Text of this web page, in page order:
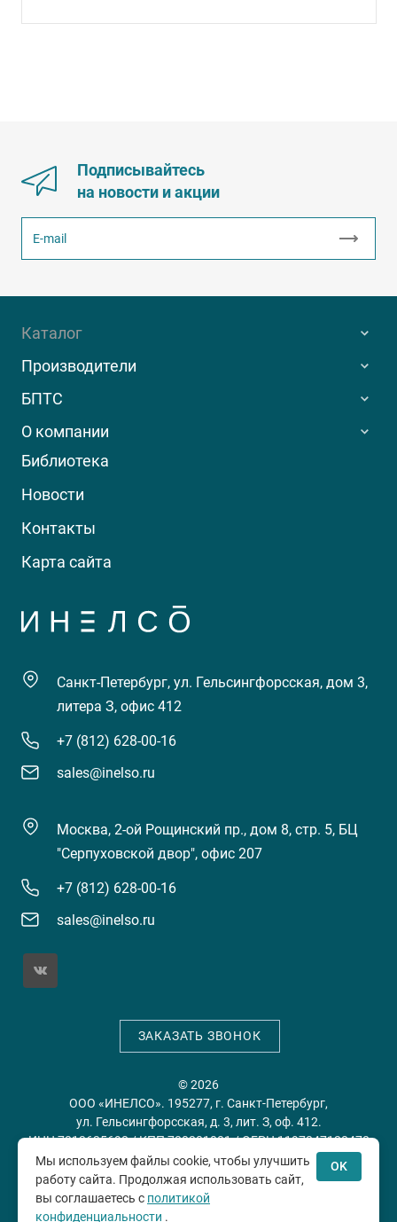
Подписывайтесь
на новости и акции
Каталог
Производители
БПТС
О компании
Библиотека
Новости
Контакты
Карта сайта
Санкт-Петербург, ул. Гельсингфорсская, дом 3,
литера З, офис 412
+7 (812) 628-00-16
sales@inelso.ru
Москва, 2-ой Рощинский пр., дом 8, стр. 5, БЦ
"Серпуховской двор", офис 207
+7 (812) 628-00-16
sales@inelso.ru
ЗАКАЗАТЬ ЗВОНОК
© 2026
ООО «ИНЕЛСО». 195277, г. Санкт-Петербург,
ул. Гельсингфорсская, д. 3, лит. З, оф. 412.
ИНН 7813635698 / КПП 780201001 / ОГРН 1197847128478
Политика конфиденциальности
соглашение
Мы используем файлы cookie, чтобы улучшить
работу сайта. Продолжая использовать сайт,
вы соглашаетесь с политикой
конфиденциальности .
OK